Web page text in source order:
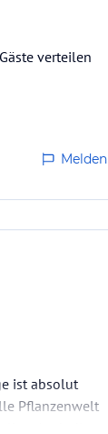
verteilen
Melden
ist absolut
Pflanzenwelt